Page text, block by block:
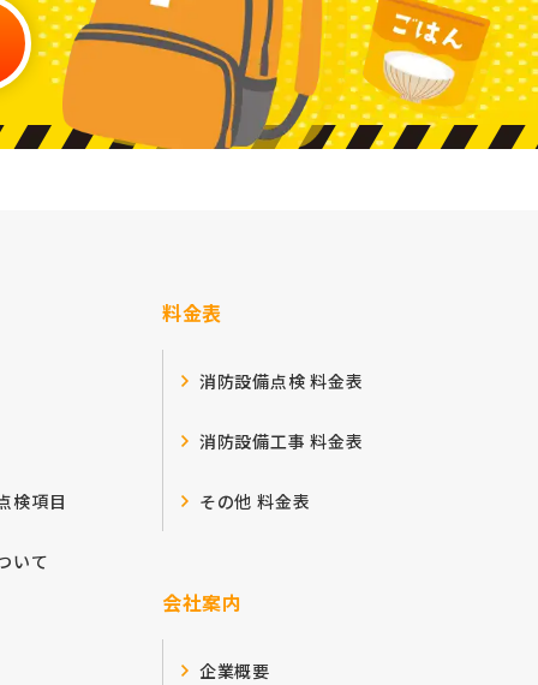
検項目
いて
料金表
消防設備点検 料金表
消防設備工事 料金表
その他 料金表
会社案内
企業概要